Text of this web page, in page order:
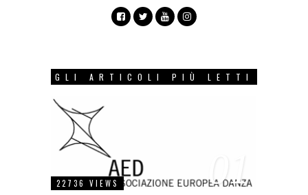
GLI ARTICOLI PIÙ LETTI
01
22736 VIEWS